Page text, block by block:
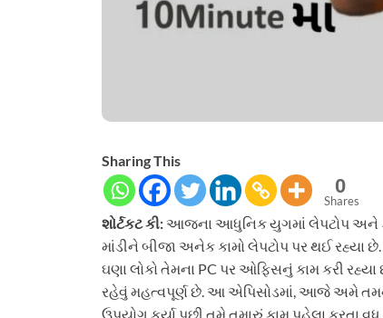
Sharing This
0
Shares
શોર્ટકટ કી: આજના આધુનિક યુગમાં લેપટોપ અને
માંડીને બીજા અનેક કામો લેપટોપ પર થઈ રહ્યા છે.
ઘણા લોકો તેમના PC પર ઓફિસનું કામ કરી
રહેવું મહત્વપૂર્ણ છે. આ એપિસોડમાં, આજે અમે તમને
ઉપયોગ કર્યા પછી તમે તમારું કામ પહેલા કરતા